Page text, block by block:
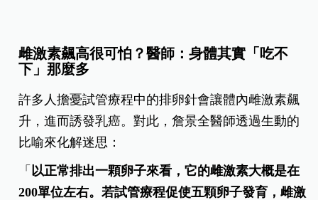
雌激素飆高很可怕？醫師：身體其實「吃不
下」那麼多
許多人擔憂試管療程中的排卵針會讓體內雌激素飆
升，進而誘發乳癌。對此，詹景全醫師透過生動的
比喻來化解迷思：
「 以正常排出一顆卵子來看，它的雌激素大概是在
200單位左右。若試管療程促使五顆卵子發育，雌激